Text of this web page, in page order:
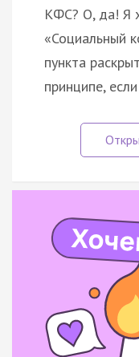
КФС? О, да! Я
«Социальный
пункта
принципе,